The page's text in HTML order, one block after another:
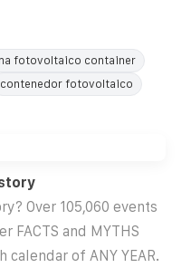
fotovoltaico container
contenedor fotovoltaico
Over 105,060 events
FACTS and MYTHS
of ANY YEAR.